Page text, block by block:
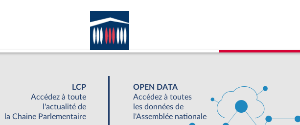
LCP
Accédez à toute
l'actualité de
la Chaine Parlementaire
OPEN DATA
Accédez à toutes
les données de
l'Assemblée nationale